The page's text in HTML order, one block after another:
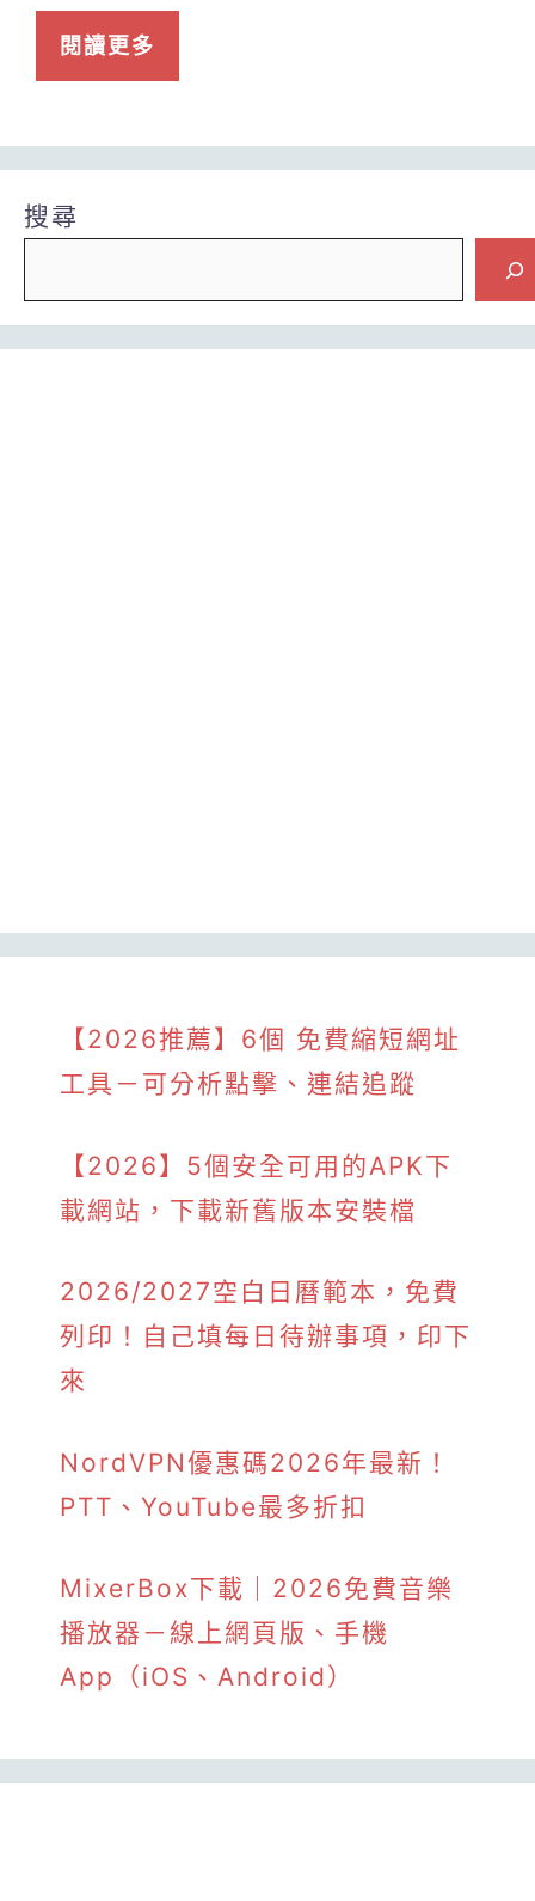
閱讀更多
搜尋
【2026推薦】6個 免費縮短網址
工具－可分析點擊、連結追蹤
【2026】5個安全可用的APK下
載網站，下載新舊版本安裝檔
2026/2027空白日曆範本，免費
列印！自己填每日待辦事項，印下
來
NordVPN優惠碼2026年最新！
PTT、YouTube最多折扣
MixerBox下載｜2026免費音樂
播放器－線上網頁版、手機
App（iOS、Android）